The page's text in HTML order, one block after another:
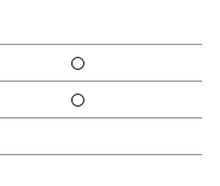
〇
〇